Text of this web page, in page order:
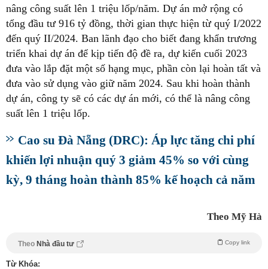
nâng công suất lên 1 triệu lốp/năm. Dự án mở rộng có
tổng đầu tư 916 tỷ đồng, thời gian thực hiện từ quý I/2022
đến quý II/2024. Ban lãnh đạo cho biết đang khẩn trương
triển khai dự án để kịp tiến độ đề ra, dự kiến cuối 2023
đưa vào lắp đặt một số hạng mục, phần còn lại hoàn tất và
đưa vào sử dụng vào giữ năm 2024. Sau khi hoàn thành
dự án, công ty sẽ có các dự án mới, có thể là nâng công
suất lên 1 triệu lốp.
Cao su Đà Nẵng (DRC): Áp lực tăng chi phí
khiến lợi nhuận quý 3 giảm 45% so với cùng
kỳ, 9 tháng hoàn thành 85% kế hoạch cả năm
Theo Mỹ Hà
Theo Nhà đầu tư Copy link
Từ Khóa: